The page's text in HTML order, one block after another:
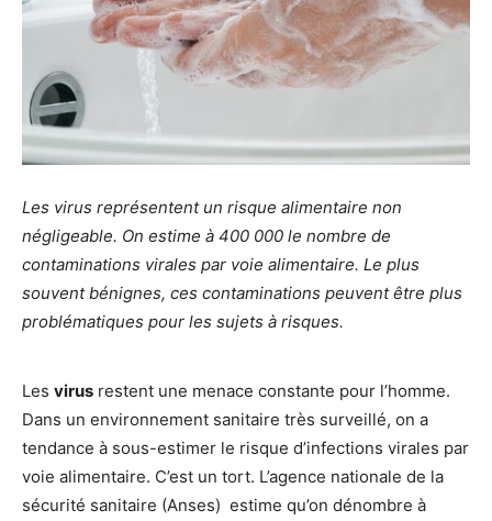
Les virus représentent un risque alimentaire non
négligeable. On estime à 400 000 le nombre de
contaminations virales par voie alimentaire. Le plus
souvent bénignes, ces contaminations peuvent être plus
problématiques pour les sujets à risques.
Les virus restent une menace constante pour l’homme.
Dans un environnement sanitaire très surveillé, on a
tendance à sous-estimer le risque d’infections virales par
voie alimentaire. C’est un tort. L’agence nationale de la
sécurité sanitaire (Anses) estime qu’on dénombre à